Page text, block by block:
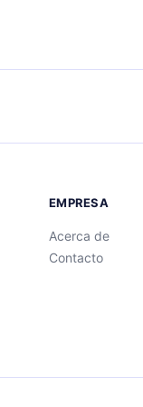
EMPRESA
Acerca de
Contacto